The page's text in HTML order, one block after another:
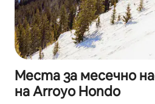
Места за месечно
на Arroyo Hondo